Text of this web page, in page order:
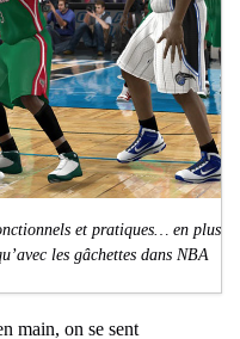
et pratiques… en plus
les gâchettes dans NBA
main, on se sent